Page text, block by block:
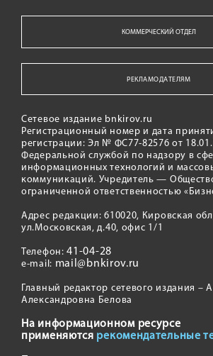
КОММЕРЧЕСКИЙ ОТДЕЛ
РЕКЛАМОДАТЕЛЯМ
Сетевое издание bnkirov.ru
Регистрационный номер и дата
регистрации: Эл № ФС77-82576 от
Федеральной службой по надзору в
информационных технологий и
коммуникаций. Учредитель —
ограниченной ответственностью
Адрес редакции: 610020, Кировская
ул.Московская, д.40, офис 1/1
Телефон:41-04-28
e-mail: mail@bnkirov.ru
Главный редактор сетевого издания –
Александровна Белова
На информационном ресурсе
применяются рекомендательные